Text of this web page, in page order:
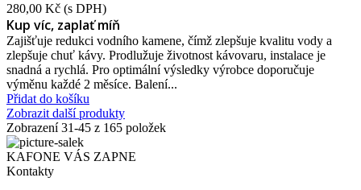
280,00 Kč (s DPH)
Kup víc, zaplať míň
Zajišťuje redukci vodního kamene, čímž zlepšuje kvalitu vody a
zlepšuje chuť kávy. Prodlužuje životnost kávovaru, instalace je
snadná a rychlá. Pro optimální výsledky výrobce doporučuje
výměnu každé 2 měsíce. Balení...
Přidat do košíku
Zobrazit další produkty
Zobrazení31-45 z 165 položek
KAFONE VÁS ZAPNE
Kontakty